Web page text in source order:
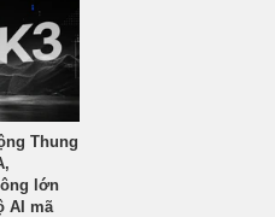
Thung
lớn
AI mã